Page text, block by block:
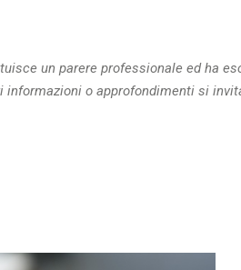
un parere professionale ed ha
informazioni o approfondimenti si